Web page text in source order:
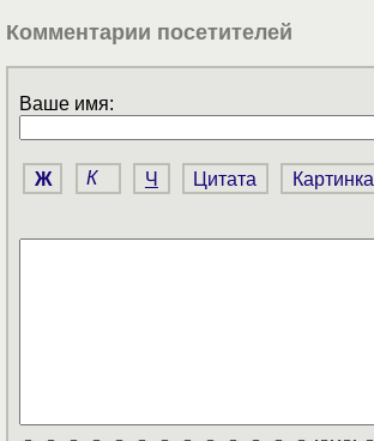
Комментарии посетителей
Ваше имя:
Ж К Ч Цитата Картинка